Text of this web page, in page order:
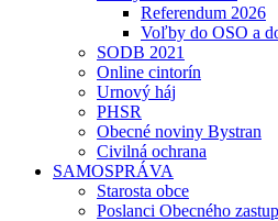
Referendum 2026
Voľby do OSO a
SODB 2021
Online cintorín
Urnový háj
PHSR
Obecné noviny Bystran
Civilná ochrana
SAMOSPRÁVA
Starosta obce
Poslanci Obecného